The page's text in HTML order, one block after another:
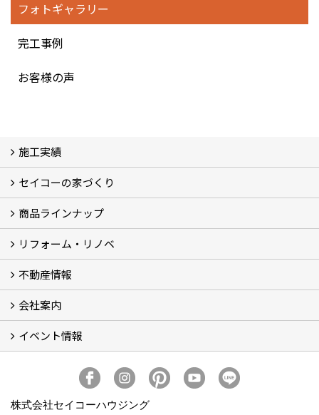
フォトギャラリー
完工事例
お客様の声
施工実績
フォトギャラリー
完工事例
お客様の声
セイコーの家づくり
家づくりコンセプト (2)
家づくりの特徴 (16)
□高性能住宅 (4)
□OMソーラーハウス (5)
□55歳からの家づくり
□わざわ座
□快適性 (4)
□光熱費 (3)
家づくりコラム
メンテナンス
商品ラインナップ
モデルハウス「Vita -ヴィータ-」
リノベーション モデルハウス「Crear -クレア-」
平屋の家
建築家とつくる家 (10)
リフォーム・リノベ
セイコーのリフォーム・リノベ
もっと知りたい、セイコーのリフォーム・リノベ
不動産情報
田宮・矢三の不動産ならセイコーハウジング
土地・中古住宅情報
賃貸情報
実家相続
ECOTOWN西矢三第3期・第4期分譲中
会社案内
会社概要
アクセス
スタッフ紹介
家づくりコラム
消費者志向自主宣言
ZEHビルダー2025年度実績報告書
SDGs宣言
リクルート
プライバシーポリシー
ご紹介キャンペーン
イベント情報
イベント予告
イベント報告
株式会社セイコーハウジング